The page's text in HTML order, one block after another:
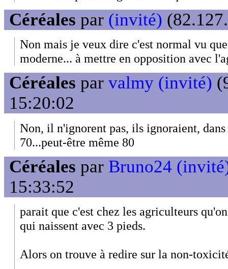
Céréales par (invité)
Non mais je veux dire c'est normal vu
moderne... à mettre en opposition avec
Céréales par valmy (invité)
15:20:02
Non, il n'ignorent pas, ils ignoraient, dans
70...peut-être même 80
Céréales par Bruno24
15:33:52
parait que c'est chez les agriculteurs
qui naissent avec 3 pieds.
Alors on trouve à redire sur la non-